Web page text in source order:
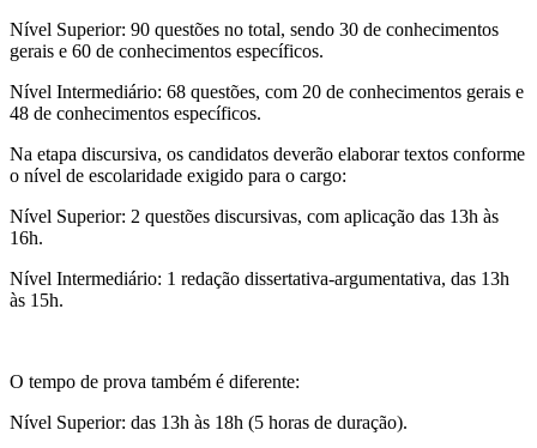
Nível Superior: 90 questões no total, sendo 30 de conhecimentos
gerais e 60 de conhecimentos específicos.
Nível Intermediário: 68 questões, com 20 de conhecimentos gerais e
48 de conhecimentos específicos.
Na etapa discursiva, os candidatos deverão elaborar textos conforme
o nível de escolaridade exigido para o cargo:
Nível Superior: 2 questões discursivas, com aplicação das 13h às
16h.
Nível Intermediário: 1 redação dissertativa-argumentativa, das 13h
às 15h.
O tempo de prova também é diferente:
Nível Superior: das 13h às 18h (5 horas de duração).